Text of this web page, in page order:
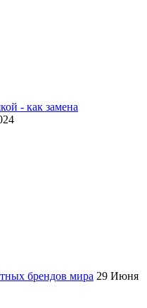
- как замена
брендов мира 29 Июня